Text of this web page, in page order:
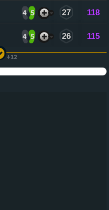
4 5 27 118
4 5 26 115
+12